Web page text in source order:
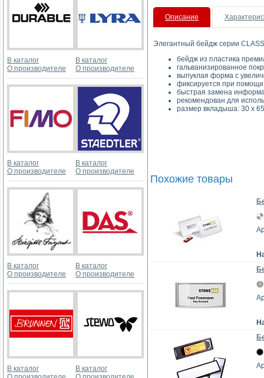
В каталог
О производителе
В каталог
О производителе
В каталог
О производителе
В каталог
О производителе
В каталог
О производителе
В каталог
О производителе
В каталог
В каталог
Описание
Элегантный бейдж серии
бейдж из пластика
гальванизированное
выпуклая форма с
фиксируется при помощи
быстрая замена
рекомендован для
размер вкладыша: 30 х
Похожие товары